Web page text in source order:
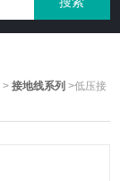
>接地线系列 >低压接